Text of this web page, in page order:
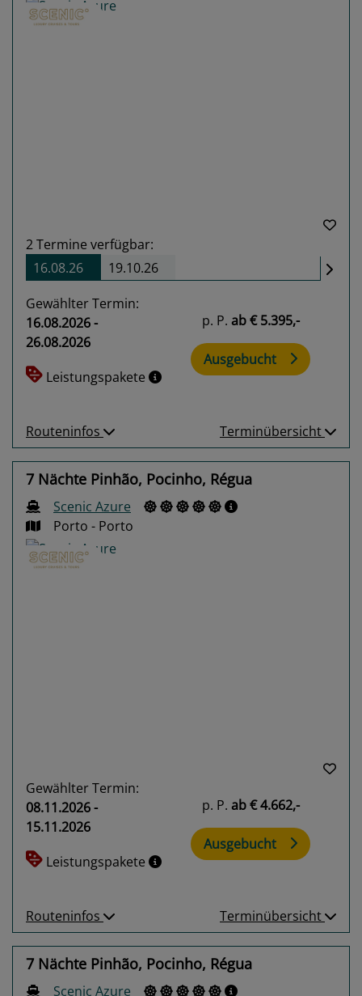
2Termine verfügbar:
16.08.26
19.10.26
Gewählter Termin:
16.08.2026 -
26.08.2026
Leistungspakete
p. P. ab€ 5.395,-
Ausgebucht
Routeninfos Terminübersicht
7 Nächte Pinhão, Pocinho, Régua
Scenic Azure
Porto - Porto
Gewählter Termin:
08.11.2026 -
15.11.2026
Leistungspakete
p. P. ab€ 4.662,-
Ausgebucht
Routeninfos Terminübersicht
7 Nächte Pinhão, Pocinho, Régua
Scenic Azure